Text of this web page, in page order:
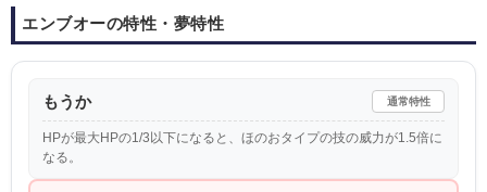
エンブオーの特性・夢特性
もうか 通常特性
HPが最大HPの1/3以下になると、ほのおタイプの技の威力が1.5倍に
なる。